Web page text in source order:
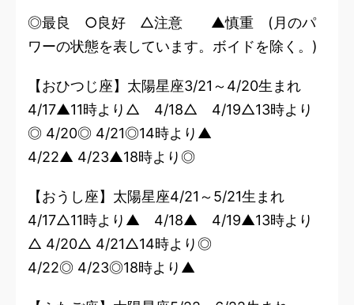
◎最良 ○良好 △注意 ▲慎重 (月のパ
ワーの状態を表しています。ボイドを除く。)
【おひつじ座】太陽星座3/21～4/20生まれ
4/17▲11時より△ 4/18△ 4/19△13時より
◎ 4/20◎ 4/21◎14時より▲
4/22▲ 4/23▲18時より◎
【おうし座】太陽星座4/21～5/21生まれ
4/17△11時より▲ 4/18▲ 4/19▲13時より
△ 4/20△ 4/21△14時より◎
4/22◎ 4/23◎18時より▲